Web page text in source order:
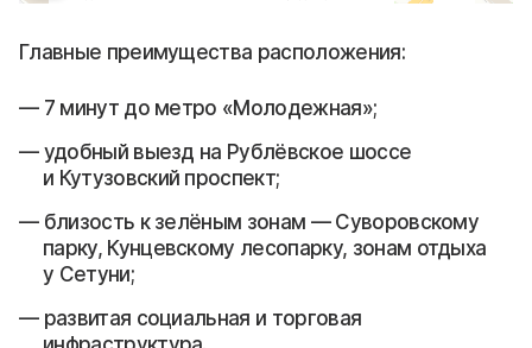
Главные преимущества расположения:
7 минут до метро «Молодежная»;
удобный выезд на Рублёвское шоссе
и Кутузовский проспект;
близость к зелёным зонам — Суворовскому
парку, Кунцевскому лесопарку, зонам отдыха
у Сетуни;
развитая социальная и торговая